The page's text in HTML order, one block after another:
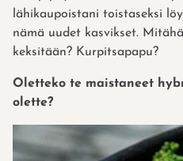
lähikaupoistani toistaseksi
nämä uudet kasvikset.
keksitään? Kurpitsapapu?
Oletteko te maistaneet
olette?